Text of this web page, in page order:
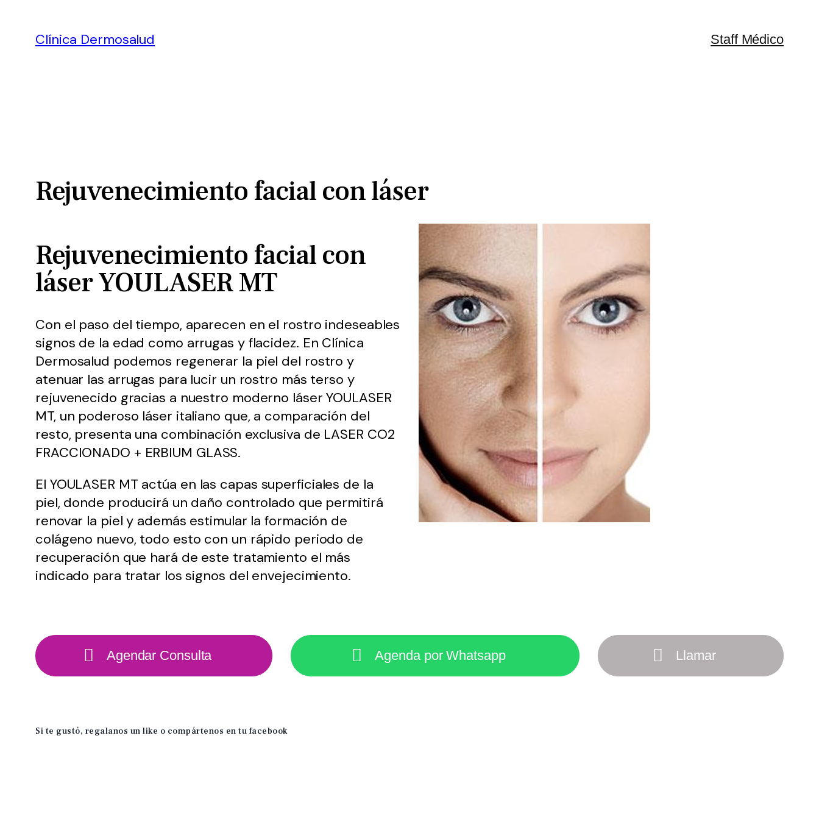
Clínica Dermosalud Staff Médico
Rejuvenecimiento facial con láser
Rejuvenecimiento facial con
láser YOULASER MT
Con el paso del tiempo, aparecen en el rostro indeseables
signos de la edad como arrugas y flacidez. En Clínica
Dermosalud podemos regenerar la piel del rostro y
atenuar las arrugas para lucir un rostro más terso y
rejuvenecido gracias a nuestro moderno láser YOULASER
MT, un poderoso láser italiano que, a comparación del
resto, presenta una combinación exclusiva de LASER CO2
FRACCIONADO + ERBIUM GLASS.
El YOULASER MT actúa en las capas superficiales de la
piel, donde producirá un daño controlado que permitirá
renovar la piel y además estimular la formación de
colágeno nuevo, todo esto con un rápido periodo de
recuperación que hará de este tratamiento el más
indicado para tratar los signos del envejecimiento.
Agendar Consulta Agenda por Whatsapp Llamar
Si te gustó, regalanos un like o compártenos en tu facebook